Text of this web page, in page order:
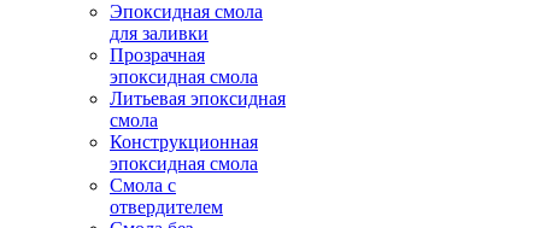
Эпоксидная смола
для заливки
Прозрачная
эпоксидная смола
Литьевая эпоксидная
смола
Конструкционная
эпоксидная смола
Смола с
отвердителем